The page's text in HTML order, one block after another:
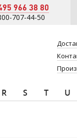
966 38 80
707-44-50
R S T U